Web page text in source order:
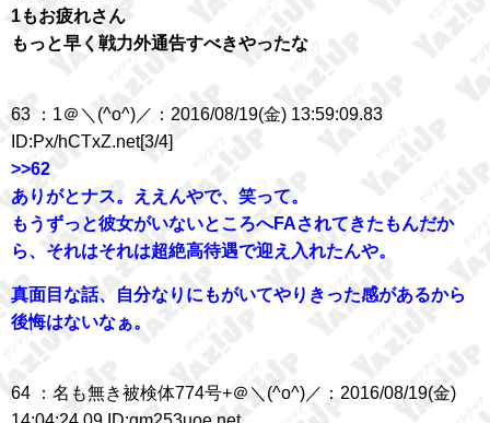
1もお疲れさん
もっと早く戦力外通告すべきやったな
63 ：1＠＼(^o^)／：2016/08/19(金) 13:59:09.83
ID:Px/hCTxZ.net[3/4]
>>62
ありがとナス。ええんやで、笑って。
もうずっと彼女がいないところへFAされてきたもんだか
ら、それはそれは超絶高待遇で迎え入れたんや。
真面目な話、自分なりにもがいてやりきった感があるから
後悔はないなぁ。
64 ：名も無き被検体774号+＠＼(^o^)／：2016/08/19(金)